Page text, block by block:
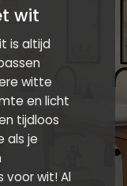
wit
is altijd
witte
en licht
tijdloos
als je
voor wit! Al